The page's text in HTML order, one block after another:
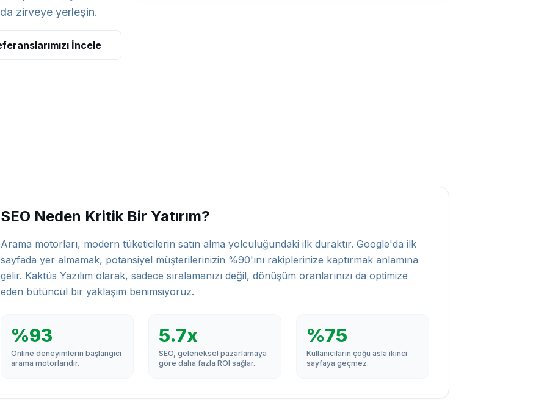
zirveye yerleşin.
İncele
SEO Neden Kritik Bir Yatırım?
Arama motorları, modern tüketicilerin satın alma yolculuğundaki ilk duraktır. Google'da ilk
sayfada yer almamak, potansiyel müşterilerinizin %90'ını rakiplerinize kaptırmak anlamına
gelir. Kaktüs Yazılım olarak, sadece sıralamanızı değil, dönüşüm oranlarınızı da optimize
eden bütüncül bir yaklaşım benimsiyoruz.
%93
Online deneyimlerin başlangıcı
arama motorlarıdır.
5.7x
SEO, geleneksel pazarlamaya
göre daha fazla ROI sağlar.
%75
Kullanıcıların çoğu asla ikinci
sayfaya geçmez.